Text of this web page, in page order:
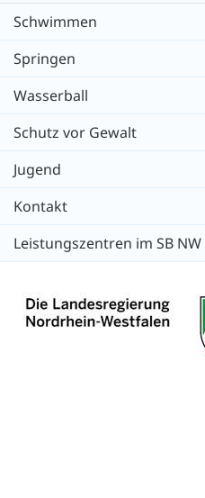
Schwimmen
Springen
Wasserball
Schutz vor Gewalt
Jugend
Kontakt
Leistungszentren im SB NW